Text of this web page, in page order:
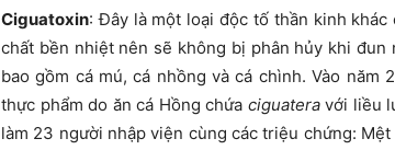
Ciguatoxin: Đây là một loại độc tố thần kinh
chất bền nhiệt nên sẽ không bị phân hủy khi
bao gồm cá mú, cá nhồng và cá chình. Vào
thực phẩm do ăn cá Hồng chứa ciguatera với liều
làm 23 người nhập viện cùng các triệu chứng: